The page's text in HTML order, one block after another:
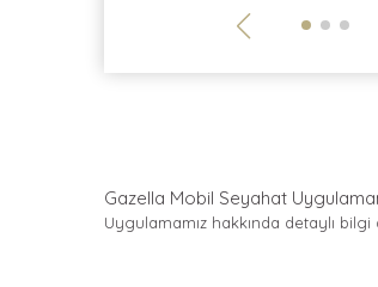
Gazella Mobil Seyahat
Uygulamamız hakkında detaylı